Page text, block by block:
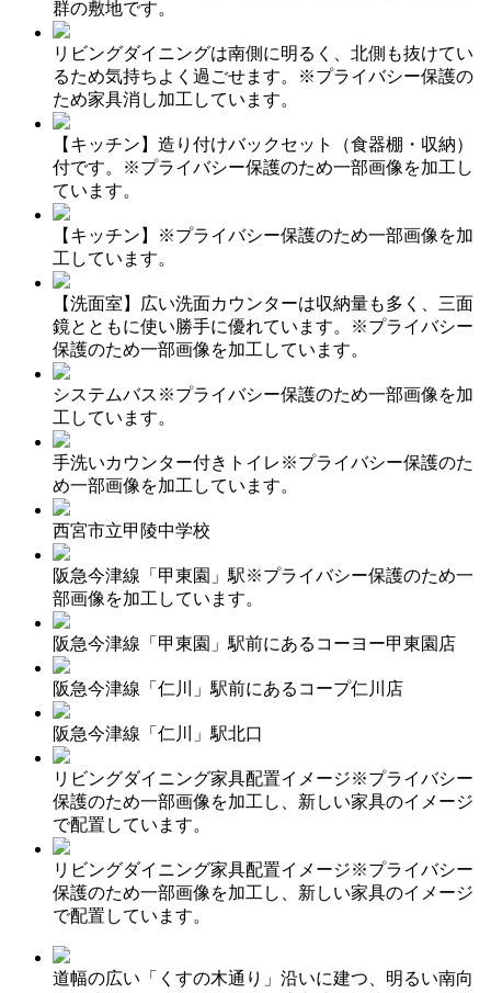
群の敷地です。
リビングダイニングは南側に明るく、北側も抜けてい
るため気持ちよく過ごせます。※プライバシー保護の
ため家具消し加工しています。
【キッチン】造り付けバックセット（食器棚・収納）
付です。※プライバシー保護のため一部画像を加工し
ています。
【キッチン】※プライバシー保護のため一部画像を加
工しています。
【洗面室】広い洗面カウンターは収納量も多く、三面
鏡とともに使い勝手に優れています。※プライバシー
保護のため一部画像を加工しています。
システムバス※プライバシー保護のため一部画像を加
工しています。
手洗いカウンター付きトイレ※プライバシー保護のた
め一部画像を加工しています。
西宮市立甲陵中学校
阪急今津線「甲東園」駅※プライバシー保護のため一
部画像を加工しています。
阪急今津線「甲東園」駅前にあるコーヨー甲東園店
阪急今津線「仁川」駅前にあるコープ仁川店
阪急今津線「仁川」駅北口
リビングダイニング家具配置イメージ※プライバシー
保護のため一部画像を加工し、新しい家具のイメージ
で配置しています。
リビングダイニング家具配置イメージ※プライバシー
保護のため一部画像を加工し、新しい家具のイメージ
で配置しています。
道幅の広い「くすの木通り」沿いに建つ、明るい南向